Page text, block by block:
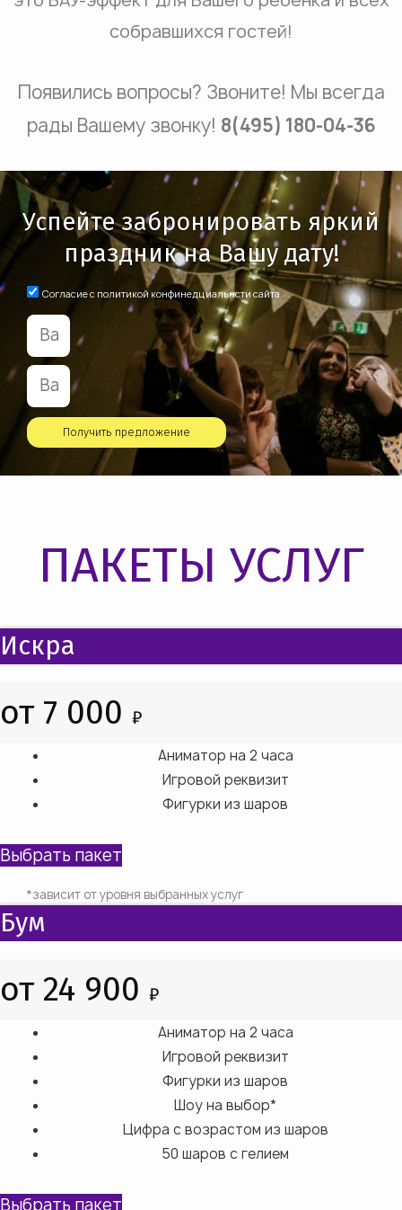
собравшихся гостей!
Появились вопросы? Звоните! Мы всегда
рады Вашему звонку! 8(495) 180-04-36
Успейте забронировать яркий
праздник на Вашу дату!
Согласие с политикой конфинедциальнсти сайта
Получить предложение
ПАКЕТЫ УСЛУГ
Искра
от 7 000 ₽
Аниматор на 2 часа
Игровой реквизит
Фигурки из шаров
Выбрать пакет
*зависит от уровня выбранных услуг
Бум
от 24 900 ₽
Аниматор на 2 часа
Игровой реквизит
Фигурки из шаров
Шоу на выбор*
Цифра с возрастом из шаров
50 шаров с гелием
Выбрать пакет